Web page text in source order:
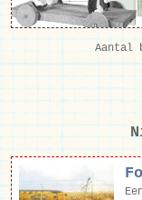
Aantal